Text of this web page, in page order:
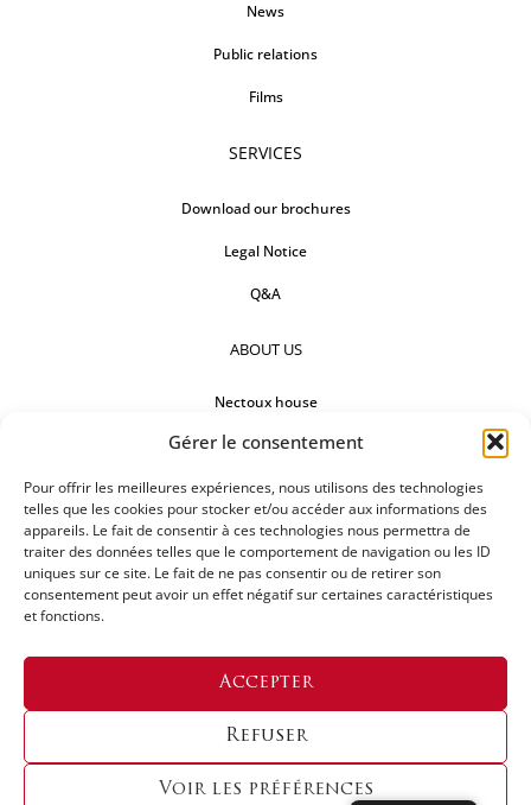
Gérer le consentement
Pour offrir les meilleures expériences, nous utilisons des technologies
telles que les cookies pour stocker et/ou accéder aux informations des
appareils. Le fait de consentir à ces technologies nous permettra de
traiter des données telles que le comportement de navigation ou les ID
uniques sur ce site. Le fait de ne pas consentir ou de retirer son
consentement peut avoir un effet négatif sur certaines caractéristiques
et fonctions.
Accepter
Refuser
Voir les préférences
News
Public relations
Films
SERVICES
Download our brochures
Legal Notice
Q&A
ABOUT US
Nectoux house
Countertops
Our references
FOLLOW US
REQUEST FOR A QUOTATION